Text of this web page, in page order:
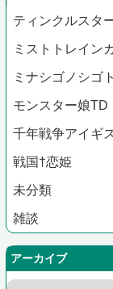
ティンクルスタ
ミストトレイン
ミナシゴノシゴト
モンスター娘TD
千年戦争アイギ
戦国†恋姫
未分類
雑談
アーカイブ